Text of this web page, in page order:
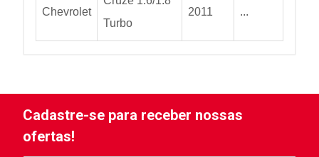
Chevrolet
Turbo
2011 ...
Cadastre-se para receber nossas
ofertas!